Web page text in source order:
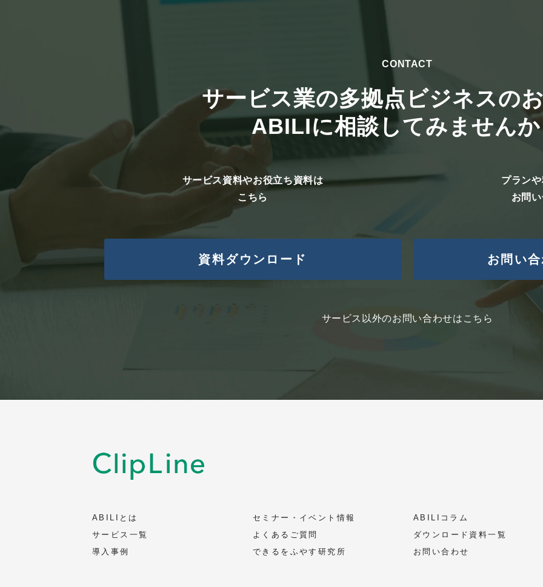
ただし、法令に基づく場合、人の生命、身体又は財産の保護のために必要であって
尚、業務の委託にあたっては事前に選定し、個人情報保護の水準を満たしているこ
て委託先会社とは個人情報保護に関する契約書を交わします。
任意性
当該個人情報をご提出いただくかはご本人様の任意ですが、この同意文によりご不
報をご提出いただけない場合、お問い合わせの対応を行えない状況等、本人様にと
承知ください。
個人情報の開示等について
当社が保有する保有個人データの開示等（利用目的の通知、開示、訂正、追加又は
去、第三者への提供の停止、第三者提供記録の開示）をご請求される場合は、上記1
尚、その際は本人確認をさせて頂きますので、身分証明書のご提示をお願いします。
CONTACT
サービス業の多拠点ビジネスの
ABILIに相談してみません
サービス資料やお役立ち資料は
こちら
資料ダウンロード
プラン
お問
お問い
サービス以外のお問い合わせはこちら
ABILIとは
サービス一覧
導入事例
セミナー・イベント情報
よくあるご質問
できるをふやす研究所
ABILIコラム
ダウンロード資料一覧
お問い合わせ